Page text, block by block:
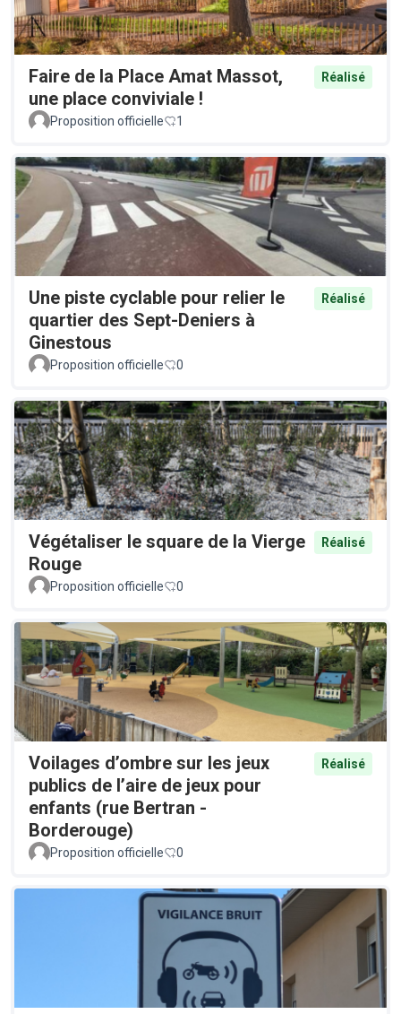
Faire de la Place Amat Massot,
une place conviviale !
Réalisé
Proposition officielle 1
Une piste cyclable pour relier le
quartier des Sept-Deniers à
Ginestous
Réalisé
Proposition officielle 0
Végétaliser le square de la Vierge
Rouge
Réalisé
Proposition officielle 0
Voilages d’ombre sur les jeux
publics de l’aire de jeux pour
enfants (rue Bertran -
Borderouge)
Réalisé
Proposition officielle 0